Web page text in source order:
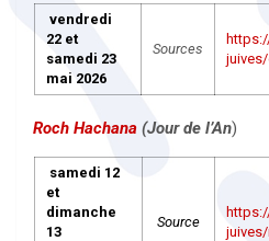
vendredi
22 et
samedi 23
mai 2026
Sources
Roch Hachana (Jour de l’An)
samedi 12
et
dimanche
13
Source